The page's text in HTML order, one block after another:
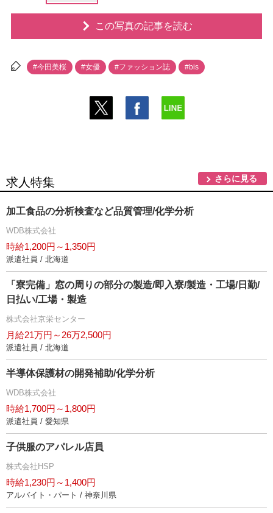
この写真の記事を読む
#今田美桜 #女優 #ファッション誌 #bis
求人特集 さらに見る
加工食品の分析検査など品質管理/化学分析
WDB株式会社
時給1,200円～1,350円
派遣社員 / 北海道
「寮完備」窓の周りの部分の製造/即入寮/製造・工場/日勤/
日払い/工場・製造
株式会社京栄センター
月給21万円～26万2,500円
派遣社員 / 北海道
半導体保護材の開発補助/化学分析
WDB株式会社
時給1,700円～1,800円
派遣社員 / 愛知県
子供服のアパレル店員
株式会社HSP
時給1,230円～1,400円
アルバイト・パート / 神奈川県